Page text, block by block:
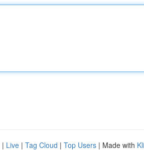
| Live | Tag Cloud | Top Users | Made with